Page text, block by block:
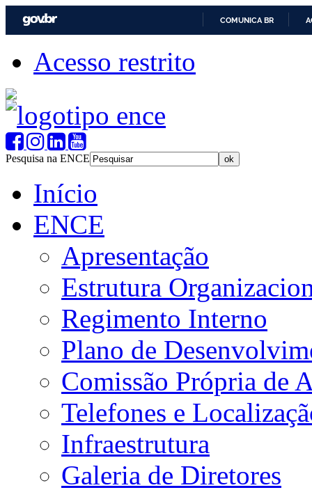
COMUNICA BR
Acesso restrito
Pesquisa na ENCE
Início
ENCE
Apresentação
Estrutura
Regimento Interno
Plano de
Comissão Própria de
Telefones e
Infraestrutura
Galeria de Diretores